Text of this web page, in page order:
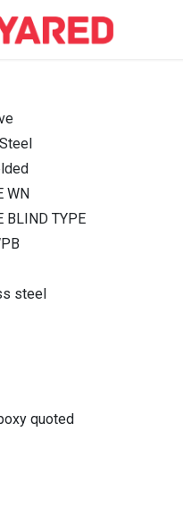
WN
BLIND TYPE
steel
quoted